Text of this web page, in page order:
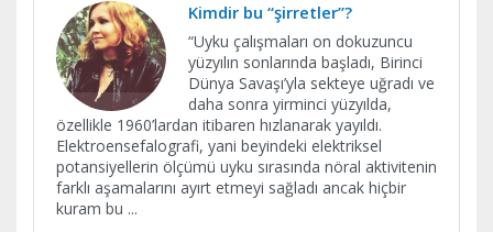
Kimdir bu “şirretler”?
“Uyku çalışmaları on dokuzuncu
yüzyılın sonlarında başladı, Birinci
Dünya Savaşı’yla sekteye uğradı ve
daha sonra yirminci yüzyılda,
özellikle 1960’lardan itibaren hızlanarak yayıldı.
Elektroensefalografi, yani beyindeki elektriksel
potansiyellerin ölçümü uyku sırasında nöral aktivitenin
farklı aşamalarını ayırt etmeyi sağladı ancak hiçbir
kuram bu ...